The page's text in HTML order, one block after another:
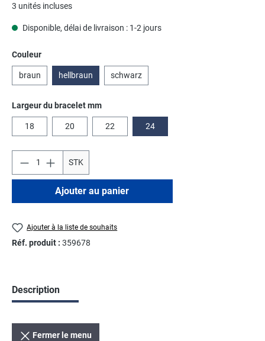
3 unités incluses
Disponible, délai de livraison : 1-2 jours
Sélectionnez
Couleur
braun hellbraun schwarz
Sélectionnez
Largeur du bracelet mm
18 20 22 24
STK
Ajouter au panier
Ajouter à la liste de souhaits
Réf. produit : 359678
Description
Fermer le menu